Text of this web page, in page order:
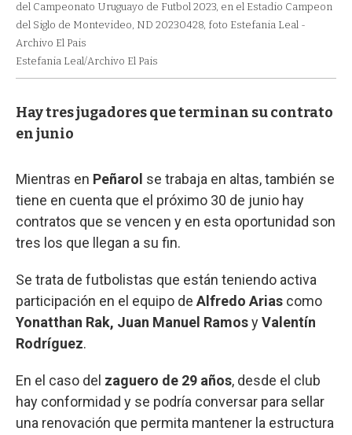
del Campeonato Uruguayo de Futbol 2023, en el Estadio Campeon
del Siglo de Montevideo, ND 20230428, foto Estefania Leal -
Archivo El Pais
Estefania Leal/Archivo El Pais
Hay tres jugadores que terminan su contrato
en junio
Mientras en Peñarol se trabaja en altas, también se
tiene en cuenta que el próximo 30 de junio hay
contratos que se vencen y en esta oportunidad son
tres los que llegan a su fin.
Se trata de futbolistas que están teniendo activa
participación en el equipo de Alfredo Arias como
Yonatthan Rak, Juan Manuel RamosyValentín
Rodríguez.
En el caso del zaguero de 29 años, desde el club
hay conformidad y se podría conversar para sellar
una renovación que permita mantener la estructura